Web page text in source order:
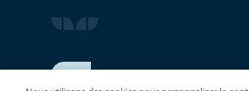
Voir nos offres d'emploi